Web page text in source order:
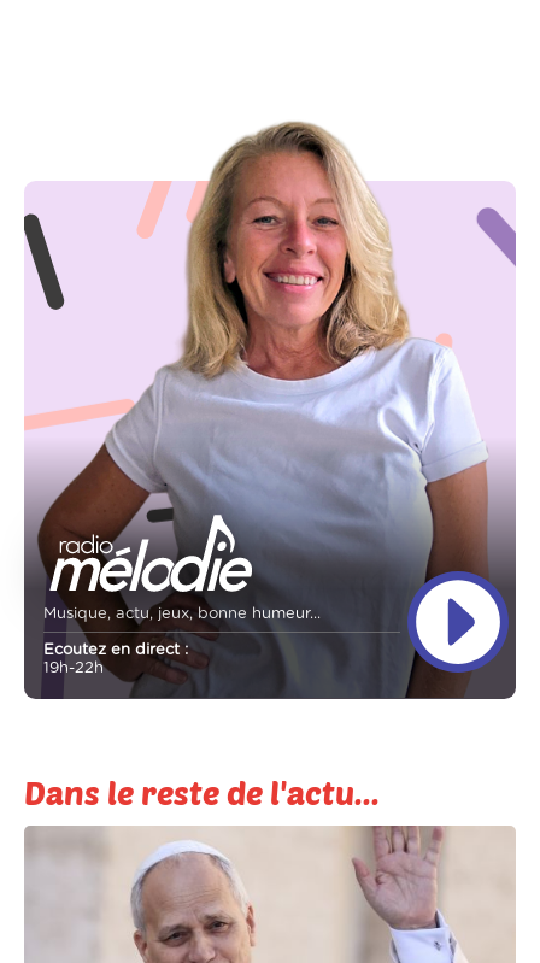
Musique, actu, jeux, bonne humeur...
Ecoutez en direct :
19h-22h
Dans le reste de l'actu...